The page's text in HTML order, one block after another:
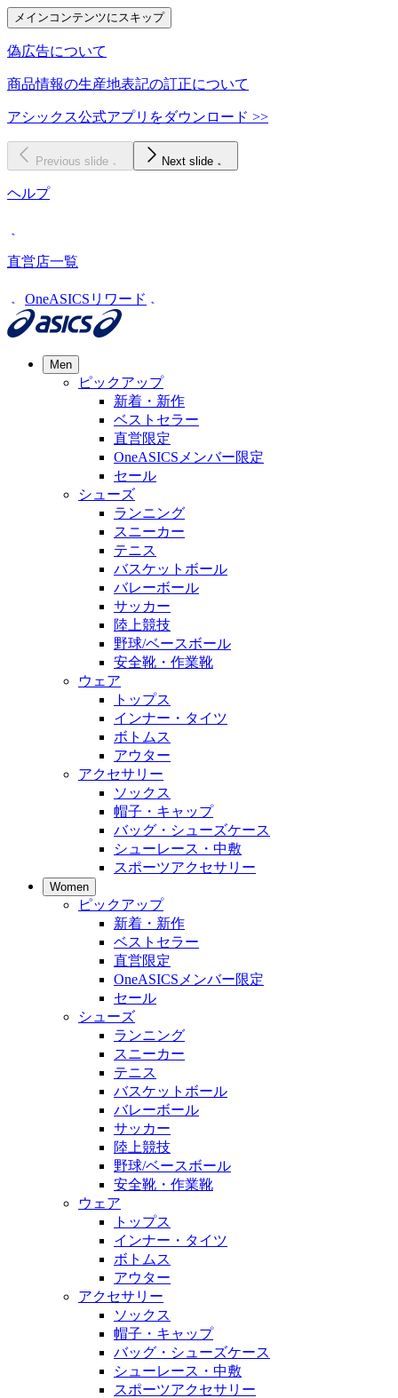
メインコンテンツにスキップ
偽広告について
商品情報の生産地表記の訂正について
アシックス公式アプリをダウンロード >>
Previous slide Next slide
ヘルプ
直営店一覧
OneASICSリワード
Men
ピックアップ
新着・新作
ベストセラー
直営限定
OneASICSメンバー限定
セール
シューズ
ランニング
スニーカー
テニス
バスケットボール
バレーボール
サッカー
陸上競技
野球/ベースボール
安全靴・作業靴
ウェア
トップス
インナー・タイツ
ボトムス
アウター
アクセサリー
ソックス
帽子・キャップ
バッグ・シューズケース
シューレース・中敷
スポーツアクセサリー
Women
ピックアップ
新着・新作
ベストセラー
直営限定
OneASICSメンバー限定
セール
シューズ
ランニング
スニーカー
テニス
バスケットボール
バレーボール
サッカー
陸上競技
野球/ベースボール
安全靴・作業靴
ウェア
トップス
インナー・タイツ
ボトムス
アウター
アクセサリー
ソックス
帽子・キャップ
バッグ・シューズケース
シューレース・中敷
スポーツアクセサリー